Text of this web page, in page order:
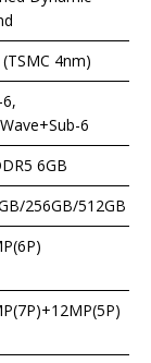
4nm)
6
6GB
256GB/512GB